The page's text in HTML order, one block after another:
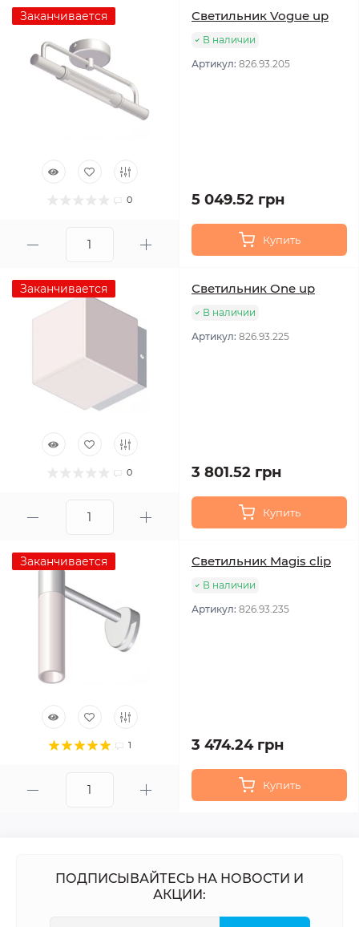
Заканчивается
0
Светильник Vogue up
В наличии
Артикул: 826.93.205
5 049.52 грн
Купить
Заканчивается
0
Светильник One up
В наличии
Артикул: 826.93.225
3 801.52 грн
Купить
Заканчивается
1
Светильник Magis clip
В наличии
Артикул: 826.93.235
3 474.24 грн
Купить
ПОДПИСЫВАЙТЕСЬ НА НОВОСТИ И
АКЦИИ: